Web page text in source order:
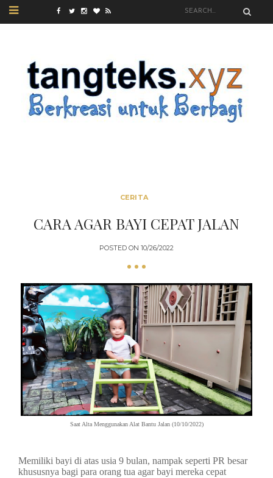
CERITA
CARA AGAR BAYI CEPAT JALAN
POSTED ON 10/26/2022
Saat Alta Menggunakan Alat Bantu Jalan (10/10/2022)
Memiliki bayi di atas usia 9 bulan, nampak seperti PR besar
khususnya bagi para orang tua agar bayi mereka cepat